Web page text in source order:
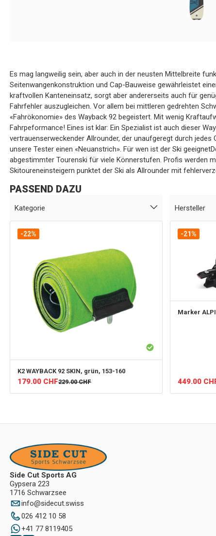
Es mag langweilig sein, aber auch in der neusten Mittelbreite
Seitenwangenkonstruktion und Cap-Bauweise gewährleistet
kraftvollen Kanteneinsatz, sorgt aber andererseits auch für
Fahrfehler auszugleichen. Vor allem bei mittleren gedrehten
«Fahrökonomie» des Wayback 92 begeistert. Mit wenig
Fahrpeformance! Eines ist klar: Ein Spezialist ist auch dieser
vertrauenserweckender Allrounder, der unaufgeregt durch jedes
unsere Tester einen «Neuanstrich». Für wen ist der Ski
abgestimmter Tourenski für viele Könnerstufen. Profis werden
Skitoureneinsteigern punktet der Ski als Allrounder mit
PASSEND DAZU
Kategorie Hersteller
-22%
K2 WAYBACK 92 SKIN, grün, 153-160
179.00 CHF229.00 CHF
-21%
Marker
449.00
Side Cut Sports AG
Gypsera 223
1716 Schwarzsee
info@sidecut.swiss
026 412 10 58
+41 77 8119405